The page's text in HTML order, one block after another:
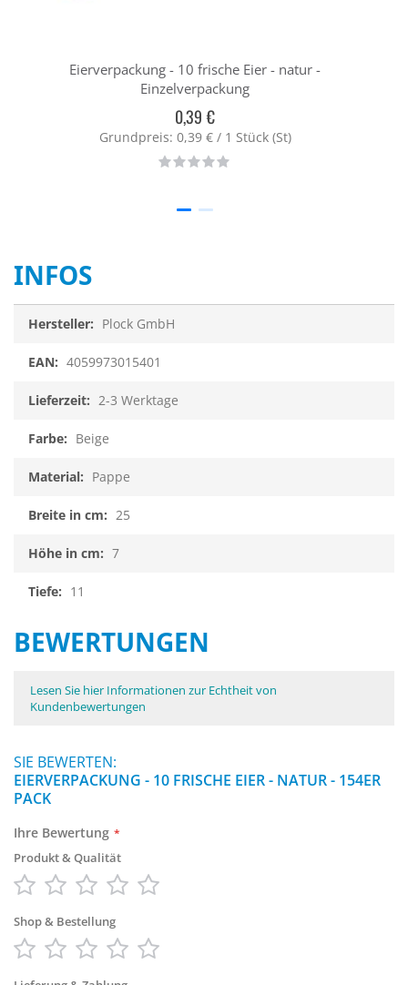
Eierverpackung - 10 frische Eier - natur -
Einzelverpackung
0,39 €
Grundpreis: 0,39 € / 1 Stück (St)
Rating:
0%
INFOS
Plock GmbH
4059973015401
2-3 Werktage
Beige
Pappe
25
7
11
BEWERTUNGEN
Lesen Sie hier Informationen zur Echtheit von
Kundenbewertungen
SIE BEWERTEN:
EIERVERPACKUNG - 10 FRISCHE EIER - NATUR - 154ER
PACK
Ihre Bewertung
Produkt & Qualität
star
stars
stars
stars
stars
Shop & Bestellung